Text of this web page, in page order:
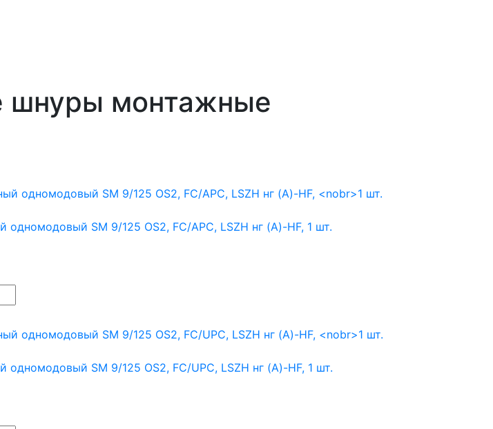
шнуры монтажные
SM 9/125 OS2, FC/APC, LSZH нг (A)-HF, 1 шт.
SM 9/125 OS2, FC/UPC, LSZH нг (A)-HF, 1 шт.